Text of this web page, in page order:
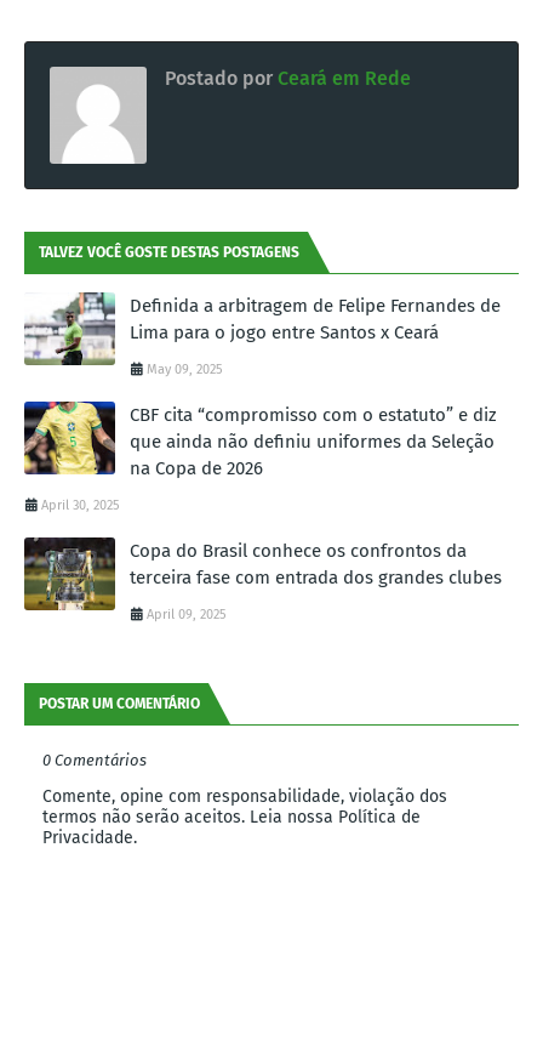
Postado por Ceará em Rede
TALVEZ VOCÊ GOSTE DESTAS POSTAGENS
Definida a arbitragem de Felipe Fernandes de
Lima para o jogo entre Santos x Ceará
May 09, 2025
CBF cita “compromisso com o estatuto” e diz
que ainda não definiu uniformes da Seleção
na Copa de 2026
April 30, 2025
Copa do Brasil conhece os confrontos da
terceira fase com entrada dos grandes clubes
April 09, 2025
POSTAR UM COMENTÁRIO
0 Comentários
Comente, opine com responsabilidade, violação dos
termos não serão aceitos. Leia nossa Política de
Privacidade.